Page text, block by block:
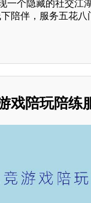
现一个隐藏的社交
陪伴，服务五花八
戏陪玩陪练